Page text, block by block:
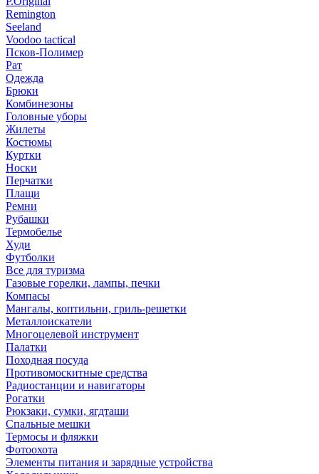
Remington
Seeland
Voodoo tactical
Псков-Полимер
Рат
Одежда
Брюки
Комбинезоны
Головные уборы
Жилеты
Костюмы
Куртки
Носки
Перчатки
Плащи
Ремни
Рубашки
Термобелье
Худи
Футболки
Все для туризма
Газовые горелки, лампы, печки
Компасы
Мангалы, коптильни, гриль-решетки
Металлоискатели
Многоцелевой инструмент
Палатки
Походная посуда
Противомоскитные средства
Радиостанции и навигаторы
Рогатки
Рюкзаки, сумки, ягдташи
Спальные мешки
Термосы и фляжки
Фотоохота
Элементы питания и зарядные устройства